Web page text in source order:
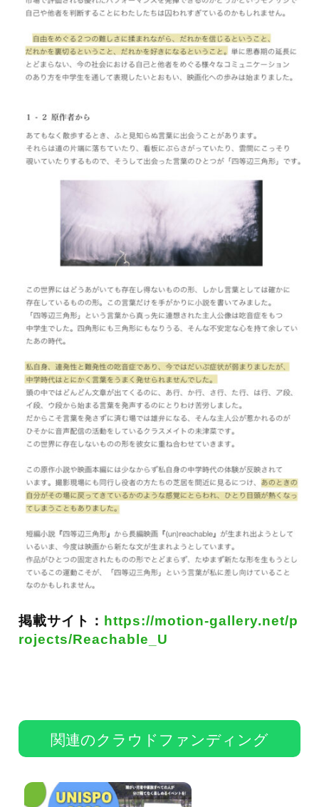
掲載サイト： https://motion-gallery.net/p
rojects/Reachable_U
関連のクラウドファンディング